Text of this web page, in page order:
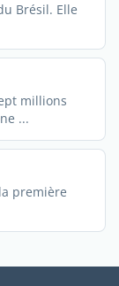
Brésil. Elle
millions
...
première